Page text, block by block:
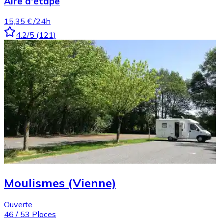
15,35 € /24h
4.2/5 (121)
Moulismes (Vienne)
Ouverte
46 / 53 Places